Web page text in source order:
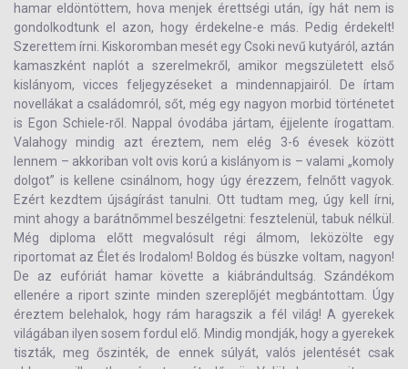
hamar eldöntöttem, hova menjek érettségi után, így hát nem is
gondolkodtunk el azon, hogy érdekelne-e más. Pedig érdekelt!
Szerettem írni. Kiskoromban mesét egy Csoki nevű kutyáról, aztán
kamaszként naplót a szerelmekről, amikor megszületett első
kislányom, vicces feljegyzéseket a mindennapjairól. De írtam
novellákat a családomról, sőt, még egy nagyon morbid történetet
is Egon Schiele-ről. Nappal óvodába jártam, éjjelente írogattam.
Valahogy mindig azt éreztem, nem elég 3-6 évesek között
lennem – akkoriban volt ovis korú a kislányom is – valami „komoly
dolgot” is kellene csinálnom, hogy úgy érezzem, felnőtt vagyok.
Ezért kezdtem újságírást tanulni. Ott tudtam meg, úgy kell írni,
mint ahogy a barátnőmmel beszélgetni: fesztelenül, tabuk nélkül.
Még diploma előtt megvalósult régi álmom, leközölte egy
riportomat az Élet és Irodalom! Boldog és büszke voltam, nagyon!
De az eufóriát hamar követte a kiábrándultság. Szándékom
ellenére a riport szinte minden szereplőjét megbántottam. Úgy
éreztem belehalok, hogy rám haragszik a fél világ! A gyerekek
világában ilyen sosem fordul elő. Mindig mondják, hogy a gyerekek
tiszták, meg őszinték, de ennek súlyát, valós jelentését csak